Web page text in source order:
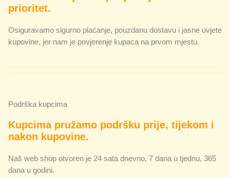
prioritet.
Osiguravamo sigurno plaćanje, pouzdanu dostavu i jasne uvjete
kupovine, jer nam je povjerenje kupaca na prvom mjestu.
Podrška kupcima
Kupcima pružamo podršku prije, tijekom i
nakon kupovine.
Naš web shop otvoren je 24 sata dnevno, 7 dana u tjednu, 365
dana u godini.